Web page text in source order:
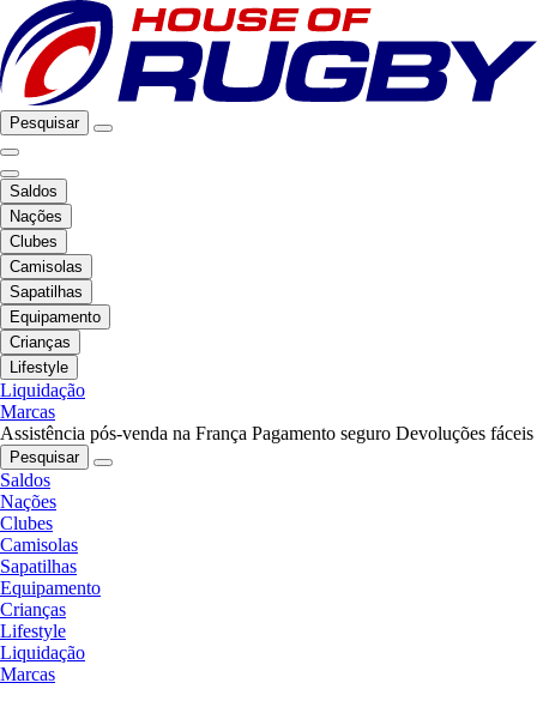
Pesquisar
Saldos
Nações
Clubes
Camisolas
Sapatilhas
Equipamento
Crianças
Lifestyle
Liquidação
Marcas
Assistência pós-venda na França Pagamento seguro Devoluções fáceis
Pesquisar
Saldos
Nações
Clubes
Camisolas
Sapatilhas
Equipamento
Crianças
Lifestyle
Liquidação
Marcas